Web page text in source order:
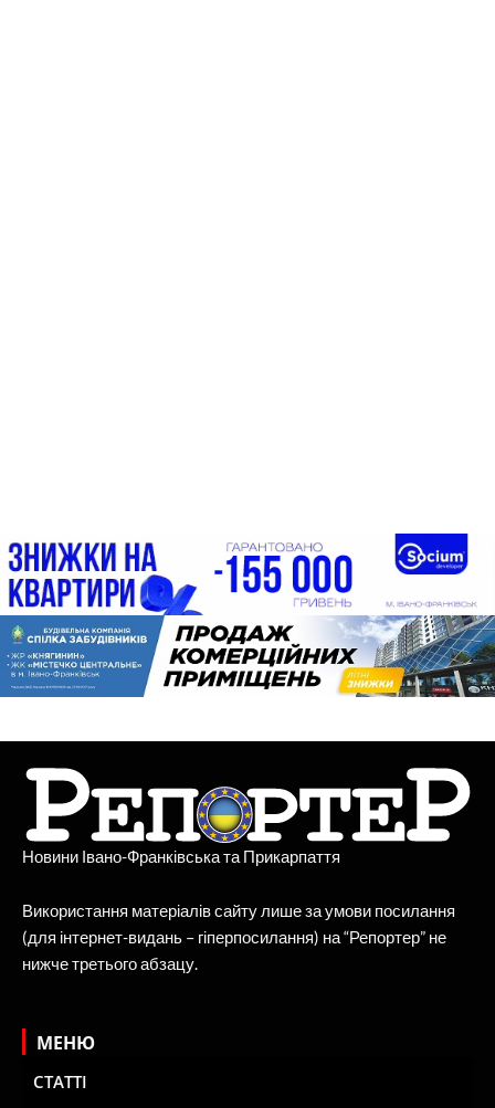
Новини Івано-Франківська та Прикарпаття
Використання матеріалів сайту лише за умови посилання
(для інтернет-видань – гіперпосилання) на “Репортер” не
нижче третього абзацу.
МЕНЮ
СТАТТІ